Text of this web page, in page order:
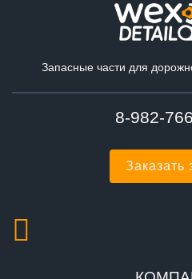
Запасные части для
8-982-
Заказать